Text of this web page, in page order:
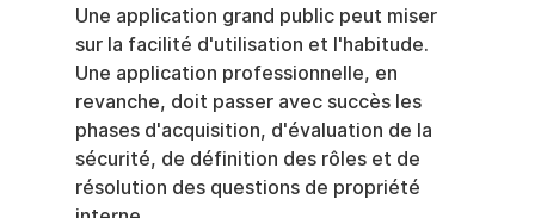
Une application grand public peut miser
sur la facilité d'utilisation et l'habitude.
Une application professionnelle, en
revanche, doit passer avec succès les
phases d'acquisition, d'évaluation de la
sécurité, de définition des rôles et de
résolution des questions de propriété